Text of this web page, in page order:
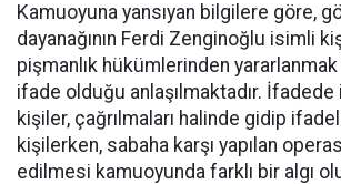
Kamuoyuna yansıyan bilgilere göre,
dayanağının Ferdi Zenginoğlu isimli
pişmanlık hükümlerinden
ifade olduğu anlaşılmaktadır.
kişiler, çağrılmaları halinde gidip
kişilerken, sabaha karşı yapılan
edilmesi kamuoyunda farklı bir algı